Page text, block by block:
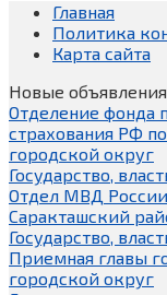
Главная
Политика
Карта сайта
Новые объявления
Отделение фонда
страхования РФ
городской округ
Государство,
Отдел МВД
Саракташский
Государство,
Приемная главы
городской округ